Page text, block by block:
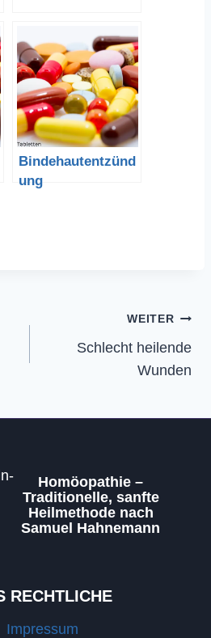
Bindehautentzünd
ung
WEITER
Schlecht heilende
Wunden
Homöopathie –
Traditionelle, sanfte
Heilmethode nach
Samuel Hahnemann
RECHTLICHE
Impressum